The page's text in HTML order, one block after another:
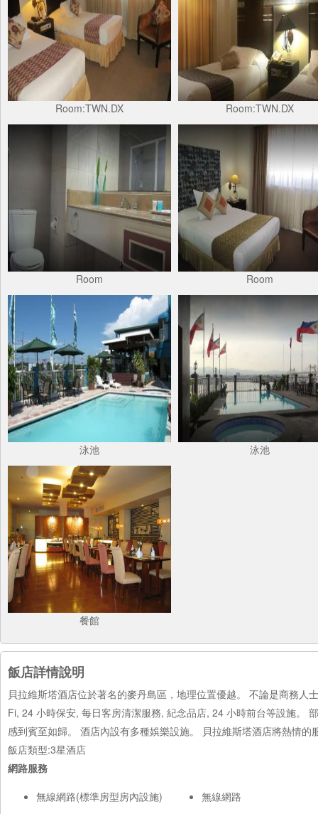
Room:TWN.DX Room:TWN.DX
Room Room
泳池 泳池
餐館
飯店詳情說明
貝拉維斯塔酒店位於著名的麥丹島區，地理位置優越。 不論是商務
Fi, 24 小時保安, 每日客房清潔服務, 紀念品店, 24 小時前台等設施。
感到賓至如歸。 酒店內設有多種娛樂設施。 貝拉維斯塔酒店將熱情
飯店類型:3星酒店
網路服務
無線網路(標準房型房內設施)
無線網路